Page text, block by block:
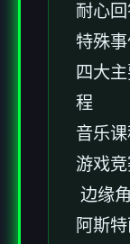
耐心
特殊
四大
程
音乐
游戏
边缘
阿斯